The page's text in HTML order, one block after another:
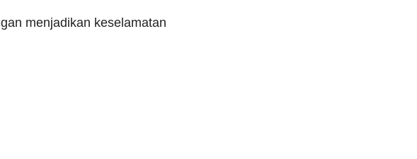
menjadikan keselamatan